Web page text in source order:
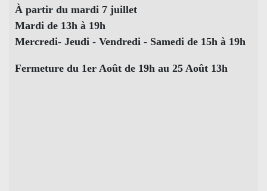
À partir du mardi 7 juillet
Mardi de 13h à 19h
Mercredi- Jeudi - Vendredi - Samedi de 15h à 19h
Fermeture du 1er Août de 19h au 25 Août 13h